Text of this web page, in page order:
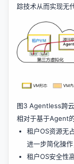
踪技术从而实现无
图3 Agentless跨
相对于基于Agent
租户OS资源无
进一步简化操作
租户OS安全性